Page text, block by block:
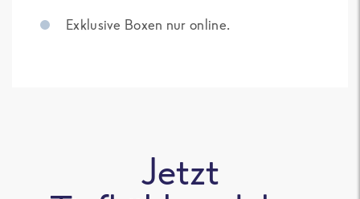
Exklusive Boxen nur online.
Jetzt